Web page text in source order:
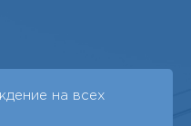
на всех